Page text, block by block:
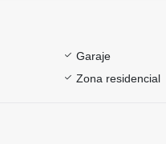
Garaje
Zona residencial